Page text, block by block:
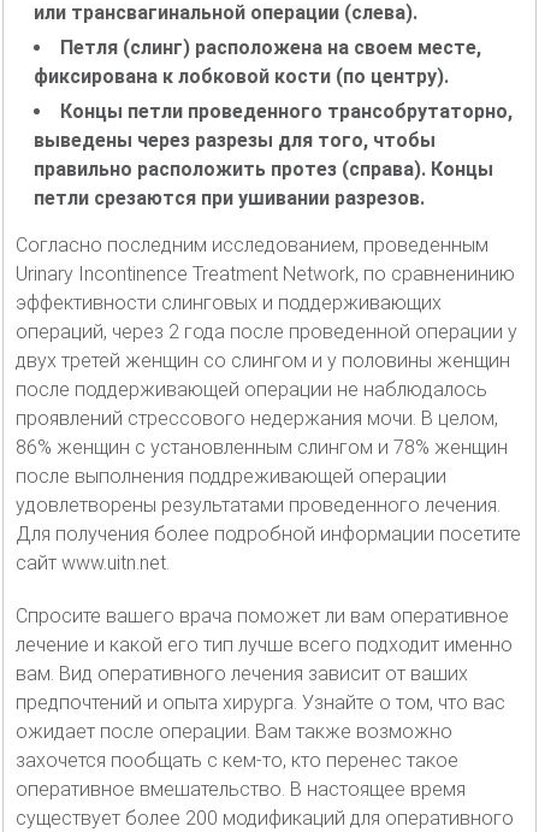
или трансвагинальной операции (слева).
Петля (слинг) расположена на своем месте,
фиксирована к лобковой кости (по центру).
Концы петли проведенного трансобрутаторно,
выведены через разрезы для того, чтобы
правильно расположить протез (справа). Концы
петли срезаются при ушивании разрезов.
Согласно последним исследованием, проведенным
Urinary Incontinence Treatment Network, по сравненинию
эффективности слинговых и поддерживающих
операций, через 2 года после проведенной операции у
двух третей женщин со слингом и у половины женщин
после поддерживающей операции не наблюдалось
проявлений стрессового недержания мочи. В целом,
86% женщин с установленным слингом и 78% женщин
после выполнения поддреживающей операции
удовлетворены результатами проведенного лечения.
Для получения более подробной информации посетите
сайт www.uitn.net.
Спросите вашего врача поможет ли вам оперативное
лечение и какой его тип лучше всего подходит именно
вам. Вид оперативного лечения зависит от ваших
предпочтений и опыта хирурга. Узнайте о том, что вас
ожидает после операции. Вам также возможно
захочется пообщать с кем-то, кто перенес такое
оперативное вмешательство. В настоящее время
существует более 200 модификаций для оперативного